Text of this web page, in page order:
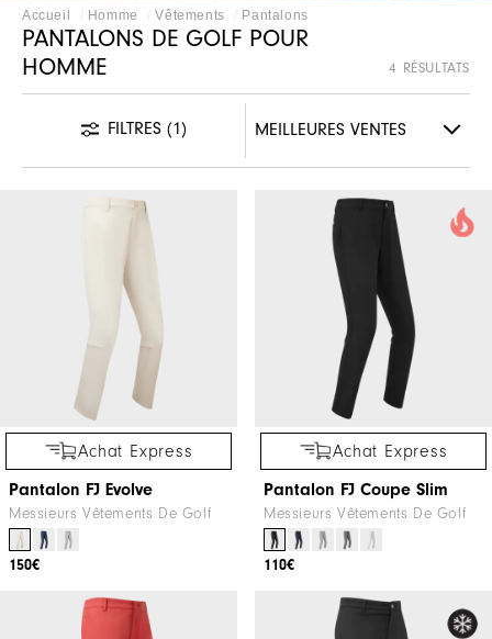
Accueil Homme Vêtements Pantalons
PANTALONS DE GOLF POUR
HOMME
4 RÉSULTATS
FILTRES (1)
Achat Express
Pantalon FJ Evolve
Messieurs Vêtements De Golf
150€
Achat Express
Pantalon FJ Coupe Slim
Messieurs Vêtements De Golf
110€